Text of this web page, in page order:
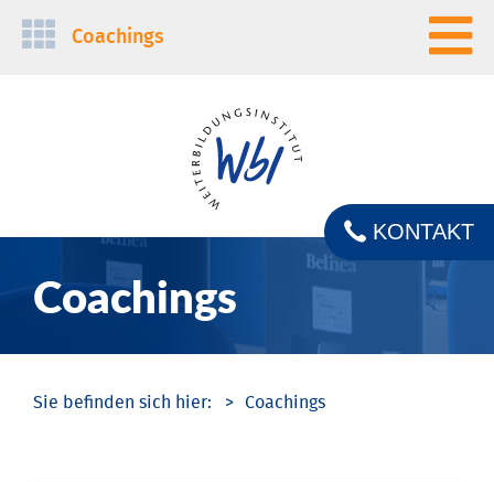
Navigation
Coachings
Coachings
KONTAKT
Coachings